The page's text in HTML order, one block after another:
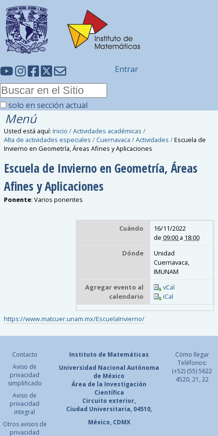
solo en sección actual
Entrar
Menú
Usted está aquí: Inicio /Actividades académicas /
Alta de actividades especiales / Cuernavaca /Actividades /Escuela de
Invierno en Geometría, Áreas Afines y Aplicaciones
Escuela de Invierno en Geometría, Áreas
Afines y Aplicaciones
Ponente:Varios ponentes
Cuándo
16/11/2022
de 09:00 a 18:00
Dónde
Unidad
Cuernavaca,
IMUNAM
Agregar evento al
calendario
vCal
iCal
https://www.matcuer.unam.mx/EscuelaInvierno/
Contacto
Aviso de
privacidad
simplificado
Aviso de
privacidad
integral
Otros avisos de
privacidad
Instituto de Matemáticas
Universidad Nacional Autónoma
de México
Área de la Investigación
Científica
Circuito exterior,
Ciudad Universitaria, 04510,
México, CDMX
Cómo llegar
Teléfonos:
(+52) (55) 5622
4520, 21, 22